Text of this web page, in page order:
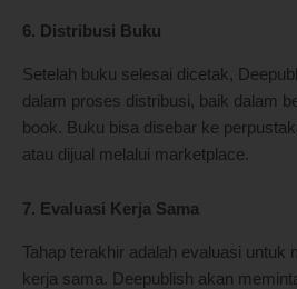
6. Distribusi Buku
Setelah buku selesai dicetak,
dalam proses distribusi, baik dalam
book. Buku bisa disebar ke
atau dijual melalui marketplace.
7. Evaluasi Kerja Sama
Tahap terakhir adalah evaluasi untuk
kerja sama. Deepublish akan